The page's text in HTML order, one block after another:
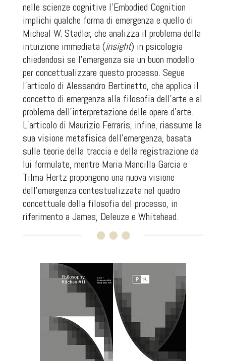
nelle scienze cognitive l’Embodied Cognition
implichi qualche forma di emergenza e quello di
Micheal W. Stadler, che analizza il problema della
intuizione immediata (insight) in psicologia
chiedendosi se l’emergenza sia un buon modello
per concettualizzare questo processo. Segue
l’articolo di Alessandro Bertinetto, che applica il
concetto di emergenza alla filosofia dell’arte e al
problema dell’interpretazione delle opere d’arte.
L’articolo di Maurizio Ferraris, infine, riassume la
sua visione metafisica dell’emergenza, basata
sulle teorie della traccia e della registrazione da
lui formulate, mentre Maria Mancilla Garcia e
Tilma Hertz propongono una nuova visione
dell’emergenza contestualizzata nel quadro
concettuale della filosofia del processo, in
riferimento a James, Deleuze e Whitehead.